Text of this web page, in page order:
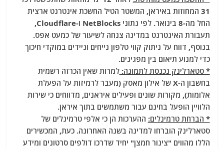
31 המחוזות באיראן, המשטר הטיל החשכת אינטרנט ארצית
החל מה-8 בינואר. לפי נתוני NetBlocks ו-Cloudflare,
תעבורת האינטרנט במדינה צנחה לשיעור של כמעט אפס.
בנוסף, דווח על ניתוק קווי טלפון נייחים וניידים במוקדי חיכוך
כדי למנוע תיאום בין מפגינים.
* סטארלינק נכנסת לתמונה:למרות שאין הכרזה רשמית
בחשבון ה-X של אילון מאסק (מעבר לרמיזות על הפעלת
אלומות), מקורות שונים ופעילים איראנים, מדווחים כי שירות
הלוויין הופעל בחינם עבור משתמשים בתוך איראן.
* הברחת טרמינלים: ההערכות הן כי אלפי טרמינלים של
סטארלינק הוברחו למדינה בשנה האחרונה. כעת, המכשירים
הללו מהווים "צינור חמצן" יחיד שדרכו דולפים סרטונים ומידע